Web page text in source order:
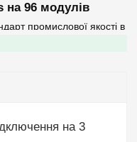
на 96 модулів
промислової якості в
автоматики.
експлуатації та
на 3